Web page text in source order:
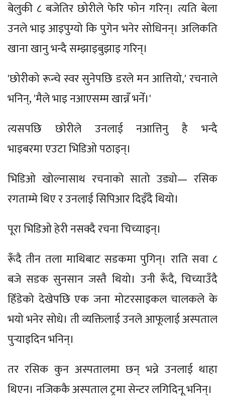
बेलुकी ८ बजेतिर छोरीले फेरि फोन गरिन्। त्यति बेला
उनले भाइ आइपुग्यो कि पुगेन भनेर सोधिनन्। अलिकति
खाना खानु भन्दै सम्झाइबुझाइ गरिन्।
'छोरीको रून्चे स्वर सुनेपछि डरले मन आत्तियो,' रचनाले
भनिन्, 'मैले भाइ नआएसम्म खान्नँ भनेँ।'
त्यसपछि छोरीले उनलाई नआत्तिनु है भन्दै
भाइबरमा एउटा भिडिओ पठाइन्।
भिडिओ खोल्नासाथ रचनाको सातो उड्यो— रसिक
रगताम्मे थिए र उनलाई सिपिआर दिइँदै थियो।
पूरा भिडिओ हेरी नसक्दै रचना चिच्याइन्।
रूँदै तीन तला माथिबाट सडकमा पुगिन्। राति सवा ८
बजे सडक सुनसान जस्तै थियो। उनी रूँदै, चिच्याउँदै
हिँडेको देखेपछि एक जना मोटरसाइकल चालकले के
भयो भनेर सोधे। ती व्यक्तिलाई उनले आफूलाई अस्पताल
पुर्‍याइदिन भनिन्।
तर रसिक कुन अस्पतालमा छन् भन्ने उनलाई थाहा
थिएन। नजिककै अस्पताल ट्रमा सेन्टर लगिदिनू भनिन्।